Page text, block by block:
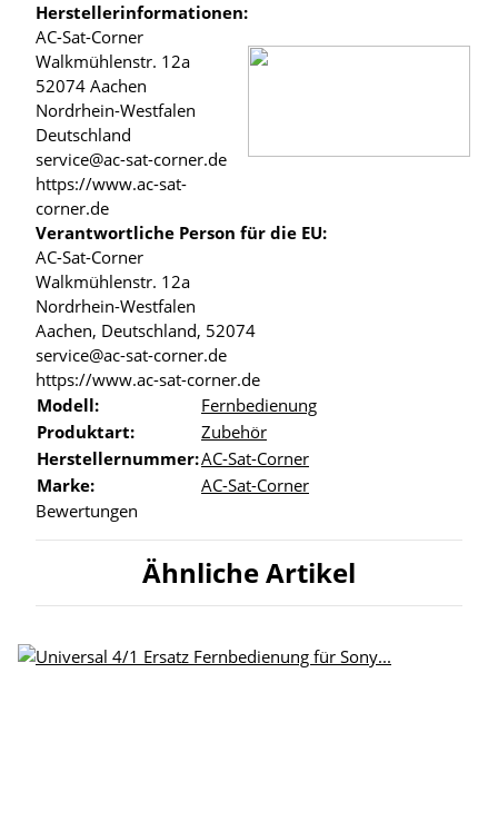
Herstellerinformationen:
AC-Sat-Corner
Walkmühlenstr. 12a
52074 Aachen
Nordrhein-Westfalen
Deutschland
service@ac-sat-corner.de
https://www.ac-sat-
corner.de
Verantwortliche Person für die EU:
AC-Sat-Corner
Walkmühlenstr. 12a
Nordrhein-Westfalen
Aachen, Deutschland, 52074
service@ac-sat-corner.de
https://www.ac-sat-corner.de
Modell:
Fernbedienung
Produktart:
Zubehör
Herstellernummer:AC-Sat-Corner
Marke:
AC-Sat-Corner
Bewertungen
Ähnliche Artikel